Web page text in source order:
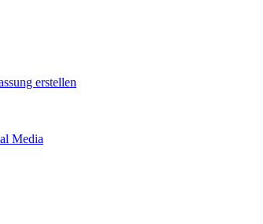
erstellen
Media